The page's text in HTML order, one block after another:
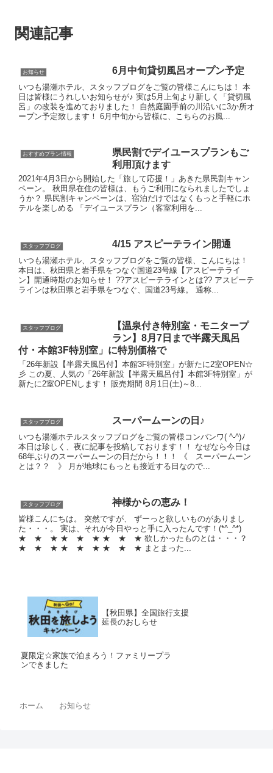
関連記事
お知らせ 6月中旬貸切風呂オープン予定
いつも湯瀬ホテル、スタッフブログをご覧の皆様こんにちは！ 本
日は皆様にうれしいお知らせが♪ 実は5月上旬より新しく「貸切風
呂」の改装を進めておりました！ 自然庭園手前の川沿いに3か所オ
ープン予定致します！ 6月中旬から皆様に、こちらのお風...
おすすめプラン情報
県民割でデイユースプランもご
利用頂けます
2021年4月3日から開始した「旅して応援！」あきた県民割キャン
ペーン。 秋田県在住の皆様は、もうご利用になられましたでしょ
うか？ 県民割キャンペーンは、宿泊だけではなくもっと手軽にホ
テルを楽しめる 「デイユースプラン（客室利用を...
スタッフブログ 4/15 アスピーテライン開通
いつも湯瀬ホテル、スタッフブログをご覧の皆様、こんにちは！
本日は、秋田県と岩手県をつなぐ国道23号線【アスピーテライ
ン】開通時期のお知らせ！ ??アスピーテラインとは?? アスピーテ
ラインは秋田県と岩手県をつなぐ、国道23号線。 通称...
スタッフブログ
【温泉付き特別室・モニタープ
ラン】8月7日まで半露天風呂
付・本館3F特別室」に特別価格で
「26年新設【半露天風呂付】本館3F特別室」が新たに2室OPEN☆
彡 この夏、人気の「26年新設【半露天風呂付】本館3F特別室」が
新たに2室OPENします！ 販売期間 8月1日(土)～8...
スタッフブログ スーパームーンの日♪
いつも湯瀬ホテルスタッフブログをご覧の皆様コンバンワ( ^-^)ﾉ
本日は珍しく、夜に記事を投稿しております！！ なぜなら今日は
68年ぶりのスーパームーンの日だから！！！ 《 スーパームーン
とは？？ 》 月が地球にもっとも接近する日なので...
スタッフブログ 神様からの恵み！
皆様こんにちは。 突然ですが、 ずーっと欲しいものがありまし
た・・・。 実は、それが今日やっと手に入ったんです！(*^_^*)
★ ★ ★ ★ ★ ★ ★ ★ ★ 欲しかったものとは・・・？
★ ★ ★ ★ ★ ★ ★ ★ ★ まとまった...
【秋田県】全国旅行支援
延長のおしらせ
夏限定☆家族で泊まろう！ファミリープラ
ンできました
ホーム お知らせ